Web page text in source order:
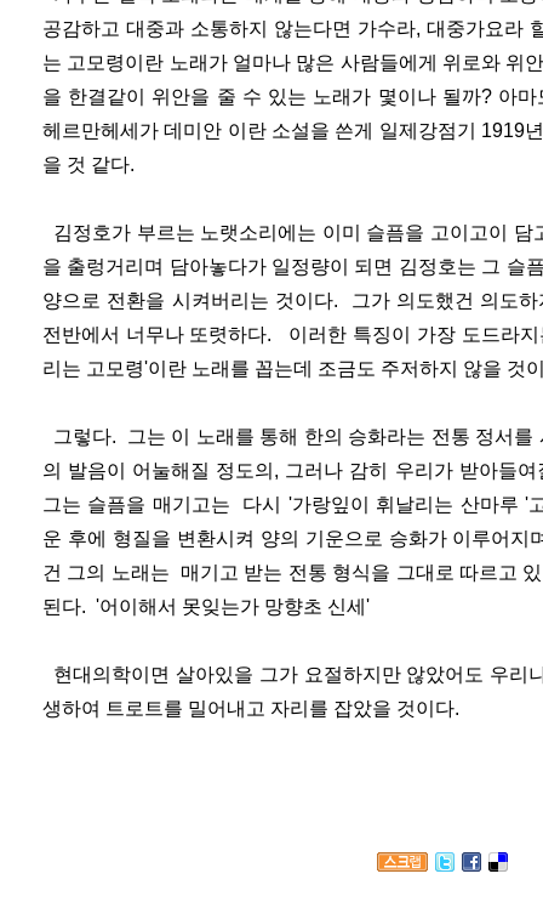
공감하고 대중과 소통하지 않는다면 가수라, 대중가요라
는 고모령이란 노래가 얼마나 많은 사람들에게 위로와 위
을 한결같이 위안을 줄 수 있는 노래가 몇이나 될까? 아
헤르만헤세가 데미안 이란 소설을 쓴게 일제강점기 1919
을 것 같다.
김정호가 부르는 노랫소리에는 이미 슬픔을 고이고이
을 출렁거리며 담아놓다가 일정량이 되면 김정호는 그 슬
양으로 전환을 시켜버리는 것이다. 그가 의도했건 의도
전반에서 너무나 또렷하다. 이러한 특징이 가장 도드라
리는 고모령'이란 노래를 꼽는데 조금도 주저하지 않을 것
그렇다. 그는 이 노래를 통해 한의 승화라는 전통 정서
의 발음이 어눌해질 정도의, 그러나 감히 우리가 받아들
그는 슬픔을 매기고는 다시 '가랑잎이 휘날리는 산마루 '
운 후에 형질을 변환시켜 양의 기운으로 승화가 이루어
건 그의 노래는 매기고 받는 전통 형식을 그대로 따르고
된다. '어이해서 못잊는가 망향초 신세'
현대의학이면 살아있을 그가 요절하지만 않았어도 우리
생하여 트로트를 밀어내고 자리를 잡았을 것이다.